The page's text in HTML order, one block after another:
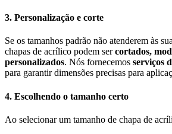
3. Personalização e corte
Se os tamanhos padrão não atenderem às
chapas de acrílico podem sercortados,
personalizados. Nós fornecemos serviços
para garantir dimensões precisas para
4. Escolhendo o tamanho certo
Ao selecionar um tamanho de chapa de